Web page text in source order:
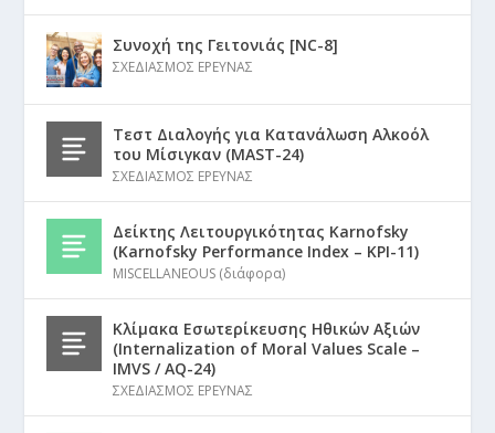
Συνοχή της Γειτονιάς [NC-8]
ΣΧΕΔΙΑΣΜΟΣ ΕΡΕΥΝΑΣ
Τεστ Διαλογής για Κατανάλωση Αλκοόλ
του Μίσιγκαν (MAST-24)
ΣΧΕΔΙΑΣΜΟΣ ΕΡΕΥΝΑΣ
Δείκτης Λειτουργικότητας Karnofsky
(Karnofsky Performance Index – KPI-11)
MISCELLANEOUS (διάφορα)
Κλίμακα Εσωτερίκευσης Ηθικών Αξιών
(Internalization of Moral Values Scale –
IMVS / AQ-24)
ΣΧΕΔΙΑΣΜΟΣ ΕΡΕΥΝΑΣ